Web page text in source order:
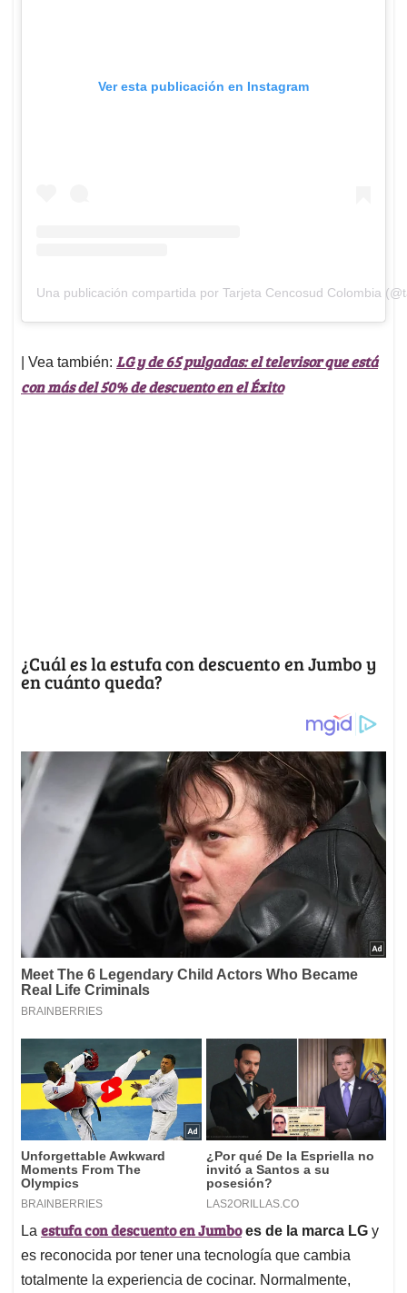
Ver esta publicación en Instagram
Una publicación compartida por Tarjeta Cencosud Colombia
| Vea también: LG y de 65 pulgadas: el televisor que está
con más del 50% de descuento en el Éxito
¿Cuál es la estufa con descuento en Jumbo y
en cuánto queda?
La estufa con descuento en Jumboes de la marca LG y
es reconocida por tener una tecnología que cambia
totalmente la experiencia de cocinar. Normalmente,